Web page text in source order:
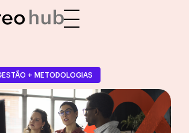
+ METODOLOGIAS